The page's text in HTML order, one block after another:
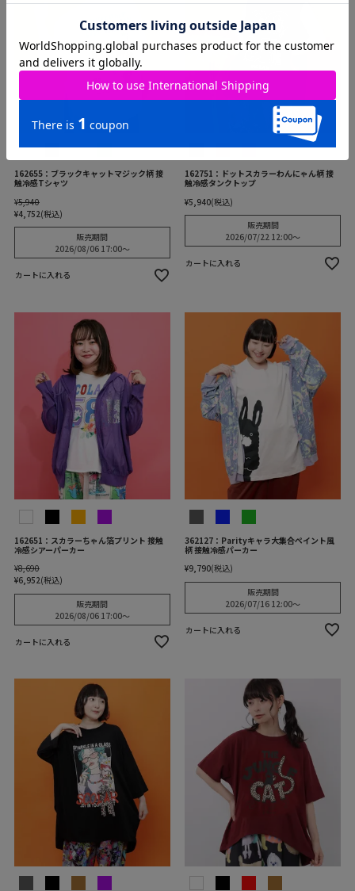
162655：ブラックキャットマジック柄 接
触冷感Tシャツ
¥5,940
¥4,752 税込
販売期間
2026/08/06 17:00〜
カートに入れる
162751：ドットスカラーわんにゃん柄 接
触冷感タンクトップ
¥5,940 税込
販売期間
2026/07/22 12:00〜
カートに入れる
162651：スカラーちゃん箔プリント 接触
冷感シアーパーカー
¥8,690
¥6,952 税込
販売期間
2026/08/06 17:00〜
カートに入れる
362127：Parityキャラ大集合ペイント風
柄 接触冷感パーカー
¥9,790 税込
販売期間
2026/07/16 12:00〜
カートに入れる